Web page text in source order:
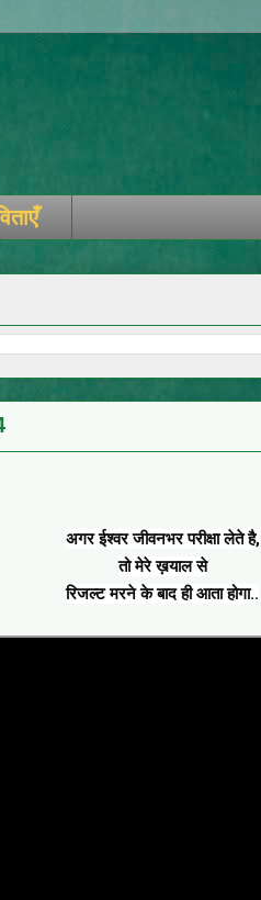
अगर ईश्वर जीवनभर परीक्षा लेते है,
तो मेरे ख़याल से
रिजल्ट मरने के बाद ही आता होगा..